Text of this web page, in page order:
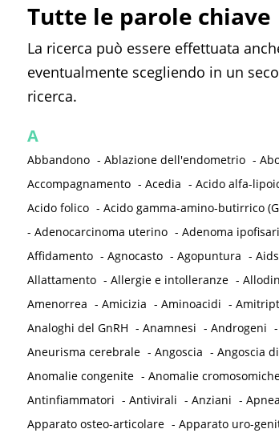
Tutte le parole chiave
La ricerca può essere effettuata
eventualmente scegliendo in un
ricerca.
A
Abbandono - Ablazione dell'endometrio -
Accompagnamento - Acedia - Acido alfa-
Acido folico - Acido gamma-amino-butirrico
- Adenocarcinoma uterino - Adenoma
Affidamento - Agnocasto - Agopuntura - Aids
Allattamento - Allergie e intolleranze -
Amenorrea - Amicizia - Aminoacidi -
Analoghi del GnRH - Anamnesi - Androgeni -
Aneurisma cerebrale - Angoscia - Angoscia
Anomalie congenite - Anomalie
Antinfiammatori - Antivirali - Anziani -
Apparato osteo-articolare - Apparato uro-